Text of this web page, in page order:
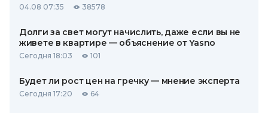
04.08 07:35 38578
Долги за свет могут начислить, даже если вы не
живете в квартире — объяснение от Yasno
Сегодня 18:03 101
Будет ли рост цен на гречку — мнение эксперта
Сегодня 17:20 64